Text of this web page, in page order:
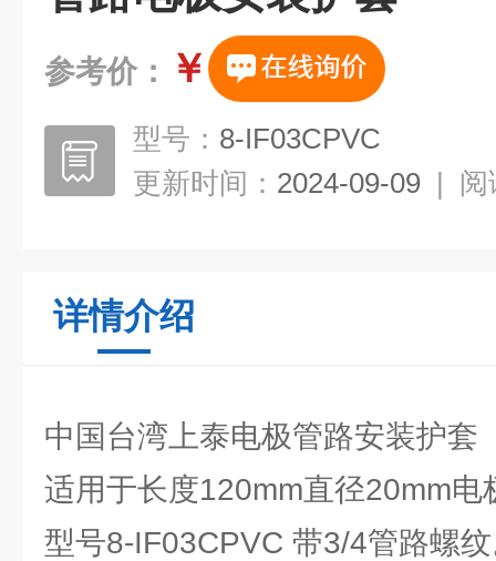
参考价： ￥
型号： 8-IF03CPVC
更新时间： 2024-09-09 | 阅
详情介绍
中国台湾上泰电极管路安装护套
适用于长度120mm直径20mm电
型号8-IF03CPVC 带3/4管路螺